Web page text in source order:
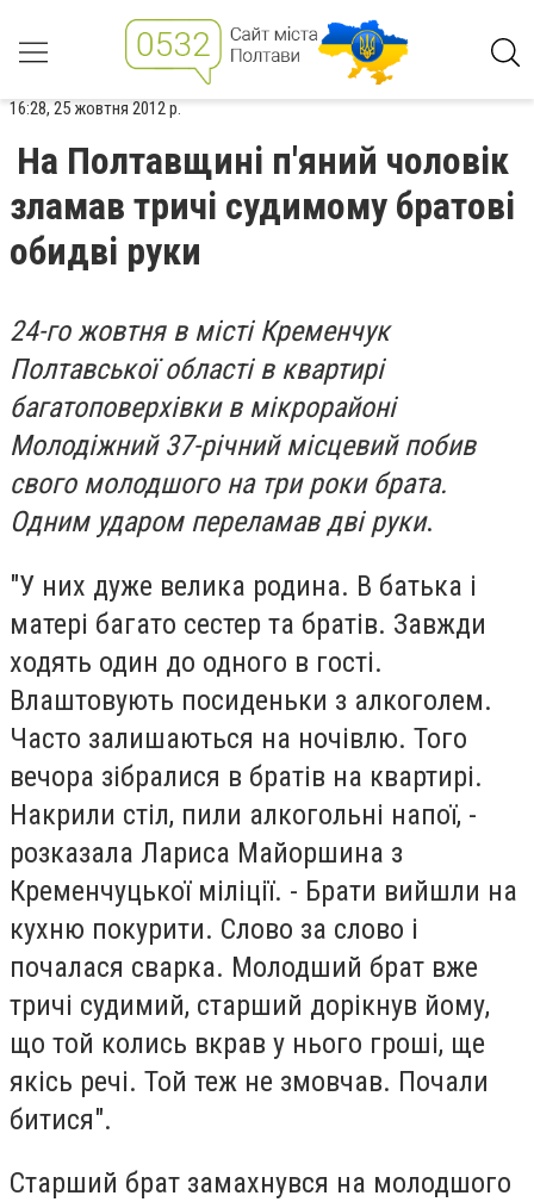
16:28, 25 жовтня 2012 р.
На Полтавщині п'яний чоловік
зламав тричі судимому братові
обидві руки
24-го жовтня в місті Кременчук
Полтавської області в квартирі
багатоповерхівки в мікрорайоні
Молодіжний 37-річний місцевий побив
свого молодшого на три роки брата.
Одним ударом переламав дві руки.
"У них дуже велика родина. В батька і
матері багато сестер та братів. Завжди
ходять один до одного в гості.
Влаштовують посиденьки з алкоголем.
Часто залишаються на ночівлю. Того
вечора зібралися в братів на квартирі.
Накрили стіл, пили алкогольні напої, -
розказала Лариса Майоршина з
Кременчуцької міліції. - Брати вийшли на
кухню покурити. Слово за слово і
почалася сварка. Молодший брат вже
тричі судимий, старший дорікнув йому,
що той колись вкрав у нього гроші, ще
якісь речі. Той теж не змовчав. Почали
битися".
Старший брат замахнувся на молодшого